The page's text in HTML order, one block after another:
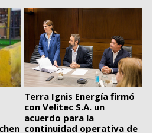
Terra Ignis Energía firmó
con Velitec S.A. un
acuerdo para la
continuidad operativa de